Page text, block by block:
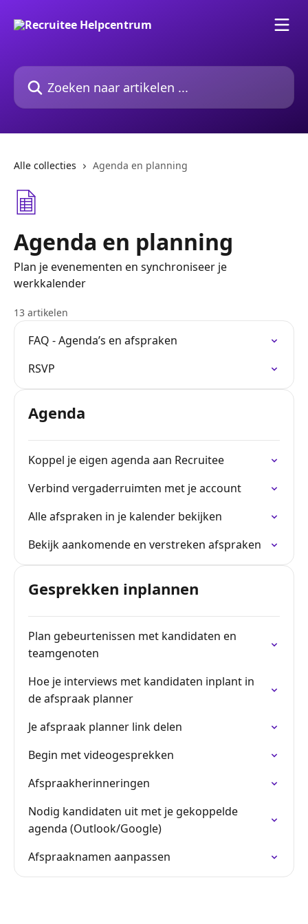
Zoeken naar artikelen ...
Alle collecties Agenda en planning
Agenda en planning
Plan je evenementen en synchroniseer je
werkkalender
13 artikelen
FAQ - Agenda’s en afspraken
RSVP
Agenda
Koppel je eigen agenda aan Recruitee
Verbind vergaderruimten met je account
Alle afspraken in je kalender bekijken
Bekijk aankomende en verstreken afspraken
Gesprekken inplannen
Plan gebeurtenissen met kandidaten en
teamgenoten
Hoe je interviews met kandidaten inplant in
de afspraak planner
Je afspraak planner link delen
Begin met videogesprekken
Afspraakherinneringen
Nodig kandidaten uit met je gekoppelde
agenda (Outlook/Google)
Afspraaknamen aanpassen